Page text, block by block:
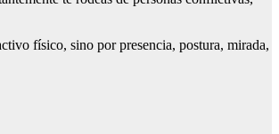
físico, sino por presencia, postura, mirada,